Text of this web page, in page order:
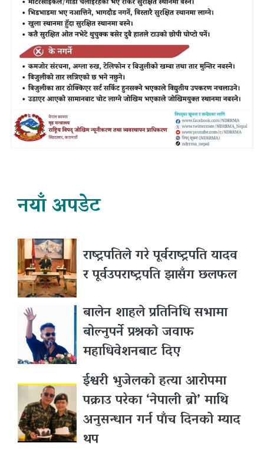
नयाँ अपडेट
राष्ट्रपतिले गरे पूर्वराष्ट्रपति यादव
र पूर्वउपराष्ट्रपति झासँग छलफल
बालेन शाहले प्रतिनिधि सभामा
बोल्नुपर्ने प्रश्नकाे जवाफ
महाधिवेशनबाट दिए
ईश्वरी भुजेलको हत्या आरोपमा
पक्राउ परेका ‘नेपाली ब्रो’ माथि
अनुसन्धान गर्न पाँच दिनको म्याद
थप